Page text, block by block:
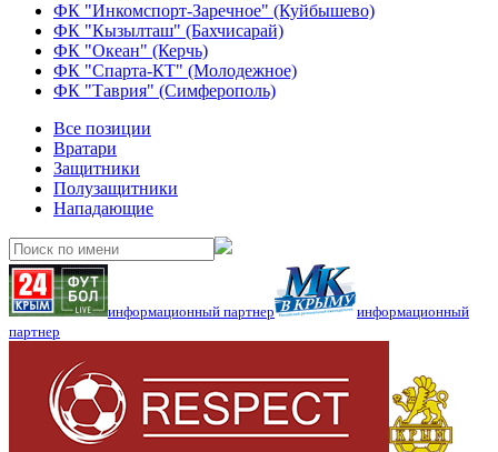
ФК "Инкомспорт-Заречное" (Куйбышево)
ФК "Кызылташ" (Бахчисарай)
ФК "Океан" (Керчь)
ФК "Спарта-КТ" (Молодежное)
ФК "Таврия" (Симферополь)
Все позиции
Вратари
Защитники
Полузащитники
Нападающие
информационный партнер
информационный
партнер